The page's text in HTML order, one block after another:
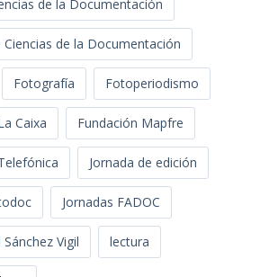
de la Documentación
Ciencias de la Documentación
Fotografía Fotoperiodismo
Caixa Fundación Mapfre
Jornada de edición
Jornadas FADOC
Vigil lectura